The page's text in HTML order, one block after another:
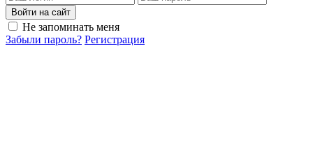
Войти на сайт
Не запоминать меня
Забыли пароль? Регистрация